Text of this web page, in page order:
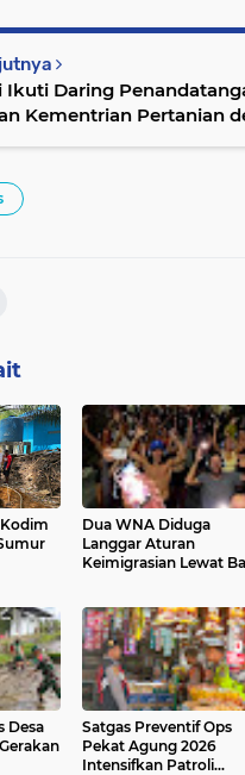
Ikuti Daring
Kementrian Pertanian
Kodim
Dua WNA Diduga
Langgar Aturan
Keimigrasian Lewat
Desa
Satgas Preventif Ops
Pekat Agung 2026
Intensifkan Patroli